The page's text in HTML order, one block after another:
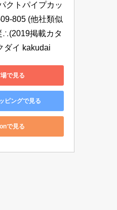
クトパイプカッ
805 (他社類似
∴(2019掲載カタ
ダイ kakudai
で見る
ピングで見る
で見る